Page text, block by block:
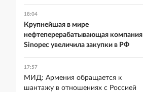
18:04
Крупнейшая в мире
нефтеперерабатывающая компания
Sinopec увеличила закупки в РФ
17:57
МИД: Армения обращается к
шантажу в отношениях с Россией